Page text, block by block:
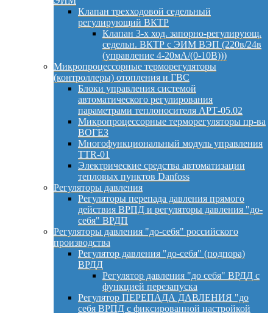
Клапан трехходовой седельный
регулирующий ВКТР
Клапан 3-х ход. запорно-регулирующ.
седельн. ВКТР с ЭИМ ВЭП (220в/24в
(управление 4-20мА/(0-10В)))
Микропроцессорные терморегуляторы
(контроллеры) отопления и ГВС
Блоки управления системой
автоматического регулирования
параметрами теплоносителя АРТ-05.02
Микропроцессорные терморегуляторы пр-ва
ВОГЕЗ
Многофункциональный модуль управления
TTR-01
Электрические средства автоматизации
тепловых пунктов Danfoss
Регуляторы давления
Регуляторы перепада давления прямого
действия ВРПД и регуляторы давления "до-
себя" ВРДП
Регуляторы давления "до-себя" российского
производства
Регулятор давления "до-себя" (подпора)
ВРДД
Регулятор давления "до себя" ВРДД с
функцией перезапуска
Регулятор ПЕРЕПАДА ДАВЛЕНИЯ "до
себя ВРПД с фиксированной настройкой